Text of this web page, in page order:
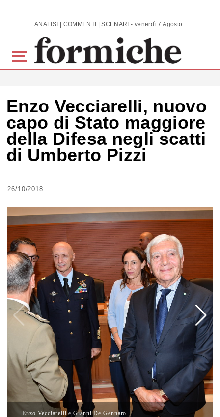
Skip to main content ANALISI | COMMENTI | SCENARI - venerdì 7 Agosto 2026
Enzo Vecciarelli, nuovo
capo di Stato maggiore
della Difesa negli scatti
di Umberto Pizzi
26/10/2018
Enzo Vecciarelli e Gianni De Gennaro